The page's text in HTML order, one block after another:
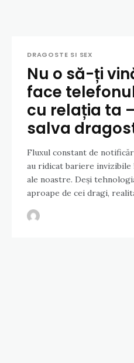
DRAGOSTE SI SEX
Nu o să-ți
face
cu relația ta
salva
Fluxul constant de
au ridicat bariere invizibile
ale noastre. Deși
aproape de cei dragi,